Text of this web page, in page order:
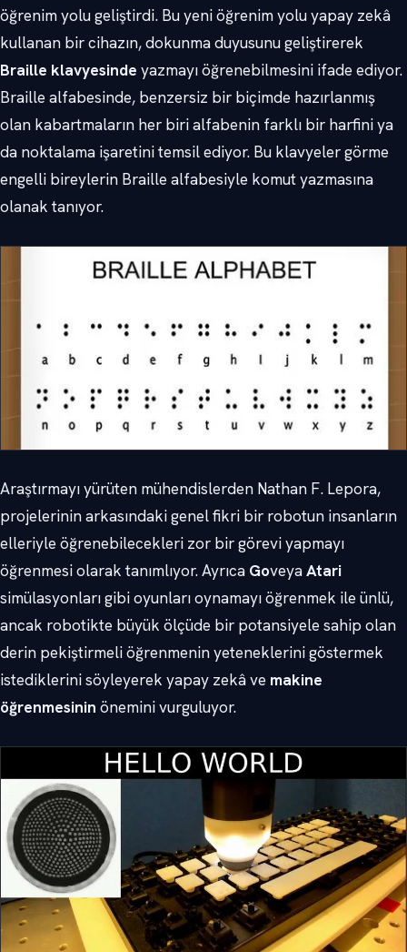
öğrenim yolu geliştirdi. Bu yeni öğrenim yolu yapay zekâ
kullanan bir cihazın, dokunma duyusunu geliştirerek
Braille klavyesinde yazmayı öğrenebilmesini ifade ediyor.
Braille alfabesinde, benzersiz bir biçimde hazırlanmış
olan kabartmaların her biri alfabenin farklı bir harfini ya
da noktalama işaretini temsil ediyor. Bu klavyeler görme
engelli bireylerin Braille alfabesiyle komut yazmasına
olanak tanıyor.
Araştırmayı yürüten mühendislerden Nathan F. Lepora,
projelerinin arkasındaki genel fikri bir robotun insanların
elleriyle öğrenebilecekleri zor bir görevi yapmayı
öğrenmesi olarak tanımlıyor. Ayrıca GoveyaAtari
simülasyonları gibi oyunları oynamayı öğrenmek ile ünlü,
ancak robotikte büyük ölçüde bir potansiyele sahip olan
derin pekiştirmeli öğrenmenin yeteneklerini göstermek
istediklerini söyleyerek yapay zekâ ve makine
öğrenmesinin önemini vurguluyor.